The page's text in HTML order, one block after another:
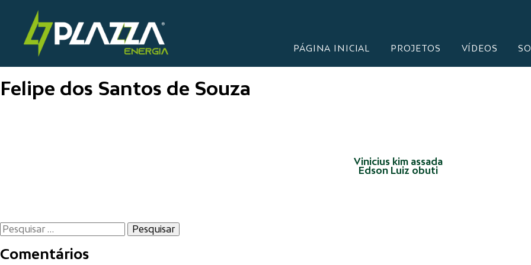
content
PÁGINA INICIAL PROJETOS VÍDEOS
Felipe dos Santos de Souza
Vinicius kim assada
Edson Luiz obuti
Pesquisar
por:
Comentários